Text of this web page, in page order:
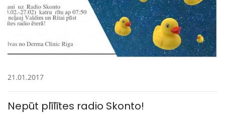
21.01.2017
Nepūt plīlītes radio Skonto!